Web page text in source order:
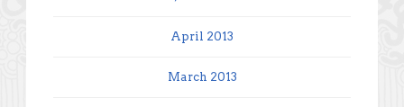
April 2013
March 2013